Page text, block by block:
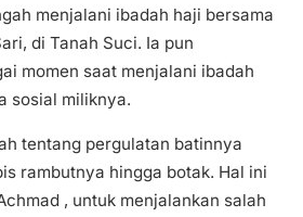
menjalani ibadah haji bersama
di Tanah Suci. Ia pun
momen saat menjalani ibadah
sosial miliknya.
tentang pergulatan batinnya
rambutnya hingga botak. Hal ini
, untuk menjalankan salah